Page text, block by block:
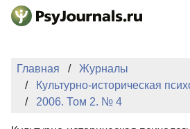
Перейти к основному содержанию
НОВОСТИ
Главная
Журналы
Культурно-историческая
2006. Том 2. № 4